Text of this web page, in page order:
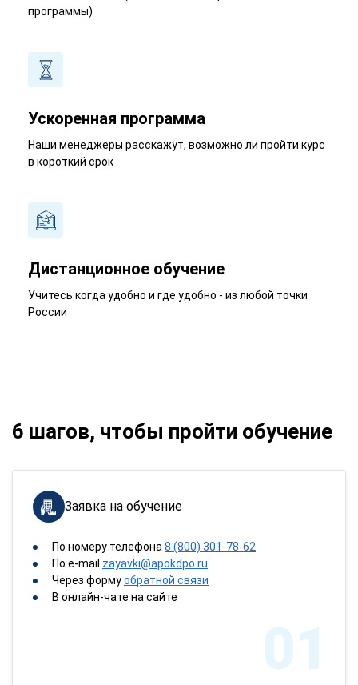
программы)
Ускоренная программа
Наши менеджеры расскажут, возможно ли пройти курс
в короткий срок
Дистанционное обучение
Учитесь когда удобно и где удобно - из любой точки
России
6 шагов, чтобы пройти обучение
Заявка на обучение
По номеру телефона8 (800) 301-78-62
По e-mail zayavki@apokdpo.ru
Через формуобратной связи
В онлайн-чате на сайте
01